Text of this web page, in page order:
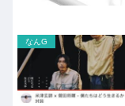
なんG